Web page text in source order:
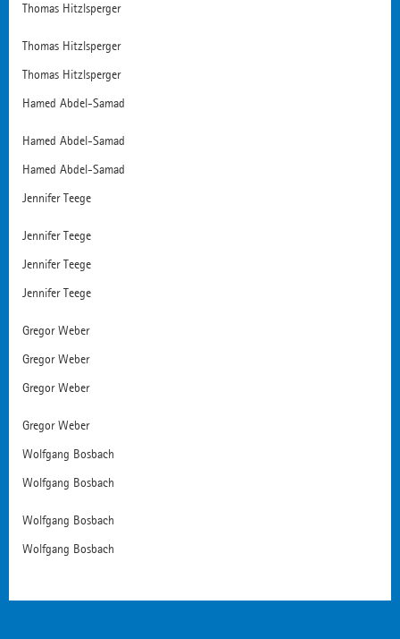
Thomas Hitzlsperger
Thomas Hitzlsperger
Thomas Hitzlsperger
Hamed Abdel-Samad
Hamed Abdel-Samad
Hamed Abdel-Samad
Jennifer Teege
Jennifer Teege
Jennifer Teege
Jennifer Teege
Gregor Weber
Gregor Weber
Gregor Weber
Gregor Weber
Wolfgang Bosbach
Wolfgang Bosbach
Wolfgang Bosbach
Wolfgang Bosbach